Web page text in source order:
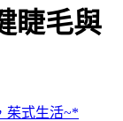
睫毛與
茱式生活~*